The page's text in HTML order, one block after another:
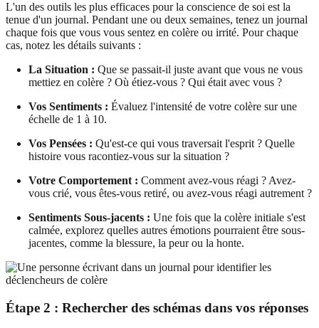
L'un des outils les plus efficaces pour la conscience de soi est la
tenue d'un journal. Pendant une ou deux semaines, tenez un journal
chaque fois que vous vous sentez en colère ou irrité. Pour chaque
cas, notez les détails suivants :
La Situation : Que se passait-il juste avant que vous ne vous
mettiez en colère ? Où étiez-vous ? Qui était avec vous ?
Vos Sentiments : Évaluez l'intensité de votre colère sur une
échelle de 1 à 10.
Vos Pensées : Qu'est-ce qui vous traversait l'esprit ? Quelle
histoire vous racontiez-vous sur la situation ?
Votre Comportement : Comment avez-vous réagi ? Avez-
vous crié, vous êtes-vous retiré, ou avez-vous réagi autrement ?
Sentiments Sous-jacents : Une fois que la colère initiale s'est
calmée, explorez quelles autres émotions pourraient être sous-
jacentes, comme la blessure, la peur ou la honte.
Étape 2 : Rechercher des schémas dans vos réponses